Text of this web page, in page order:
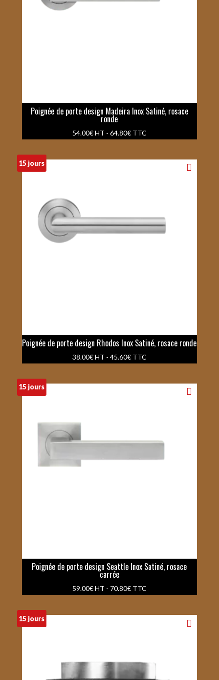
Poignée de porte design Madeira Inox Satiné, rosace
ronde
54.00€HT - 64.80€TTC
15 jours
Poignée de porte design Rhodos Inox Satiné, rosace ronde
38.00€HT - 45.60€TTC
15 jours
Poignée de porte design Seattle Inox Satiné, rosace
carrée
59.00€HT - 70.80€TTC
15 jours